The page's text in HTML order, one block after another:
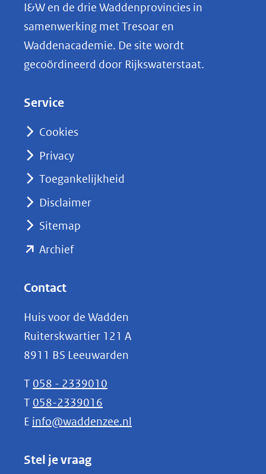
k
e
nieuw
naar
I&W en de drie Waddenprovincies in
samenwerking met Tresoar en
Waddenacademie. De site wordt
gecoördineerd door Rijkswaterstaat.
Service
Cookies
Privacy
Toegankelijkheid
Disclaimer
Sitemap
Archief(opent
(verwijst
naar
een
andere
website)
Contact
Huis voor de Wadden
Ruiterskwartier 121 A
8911 BS Leeuwarden
T 058 - 2339010
T 058-2339016
E info@waddenzee.nl
Stel je vraag